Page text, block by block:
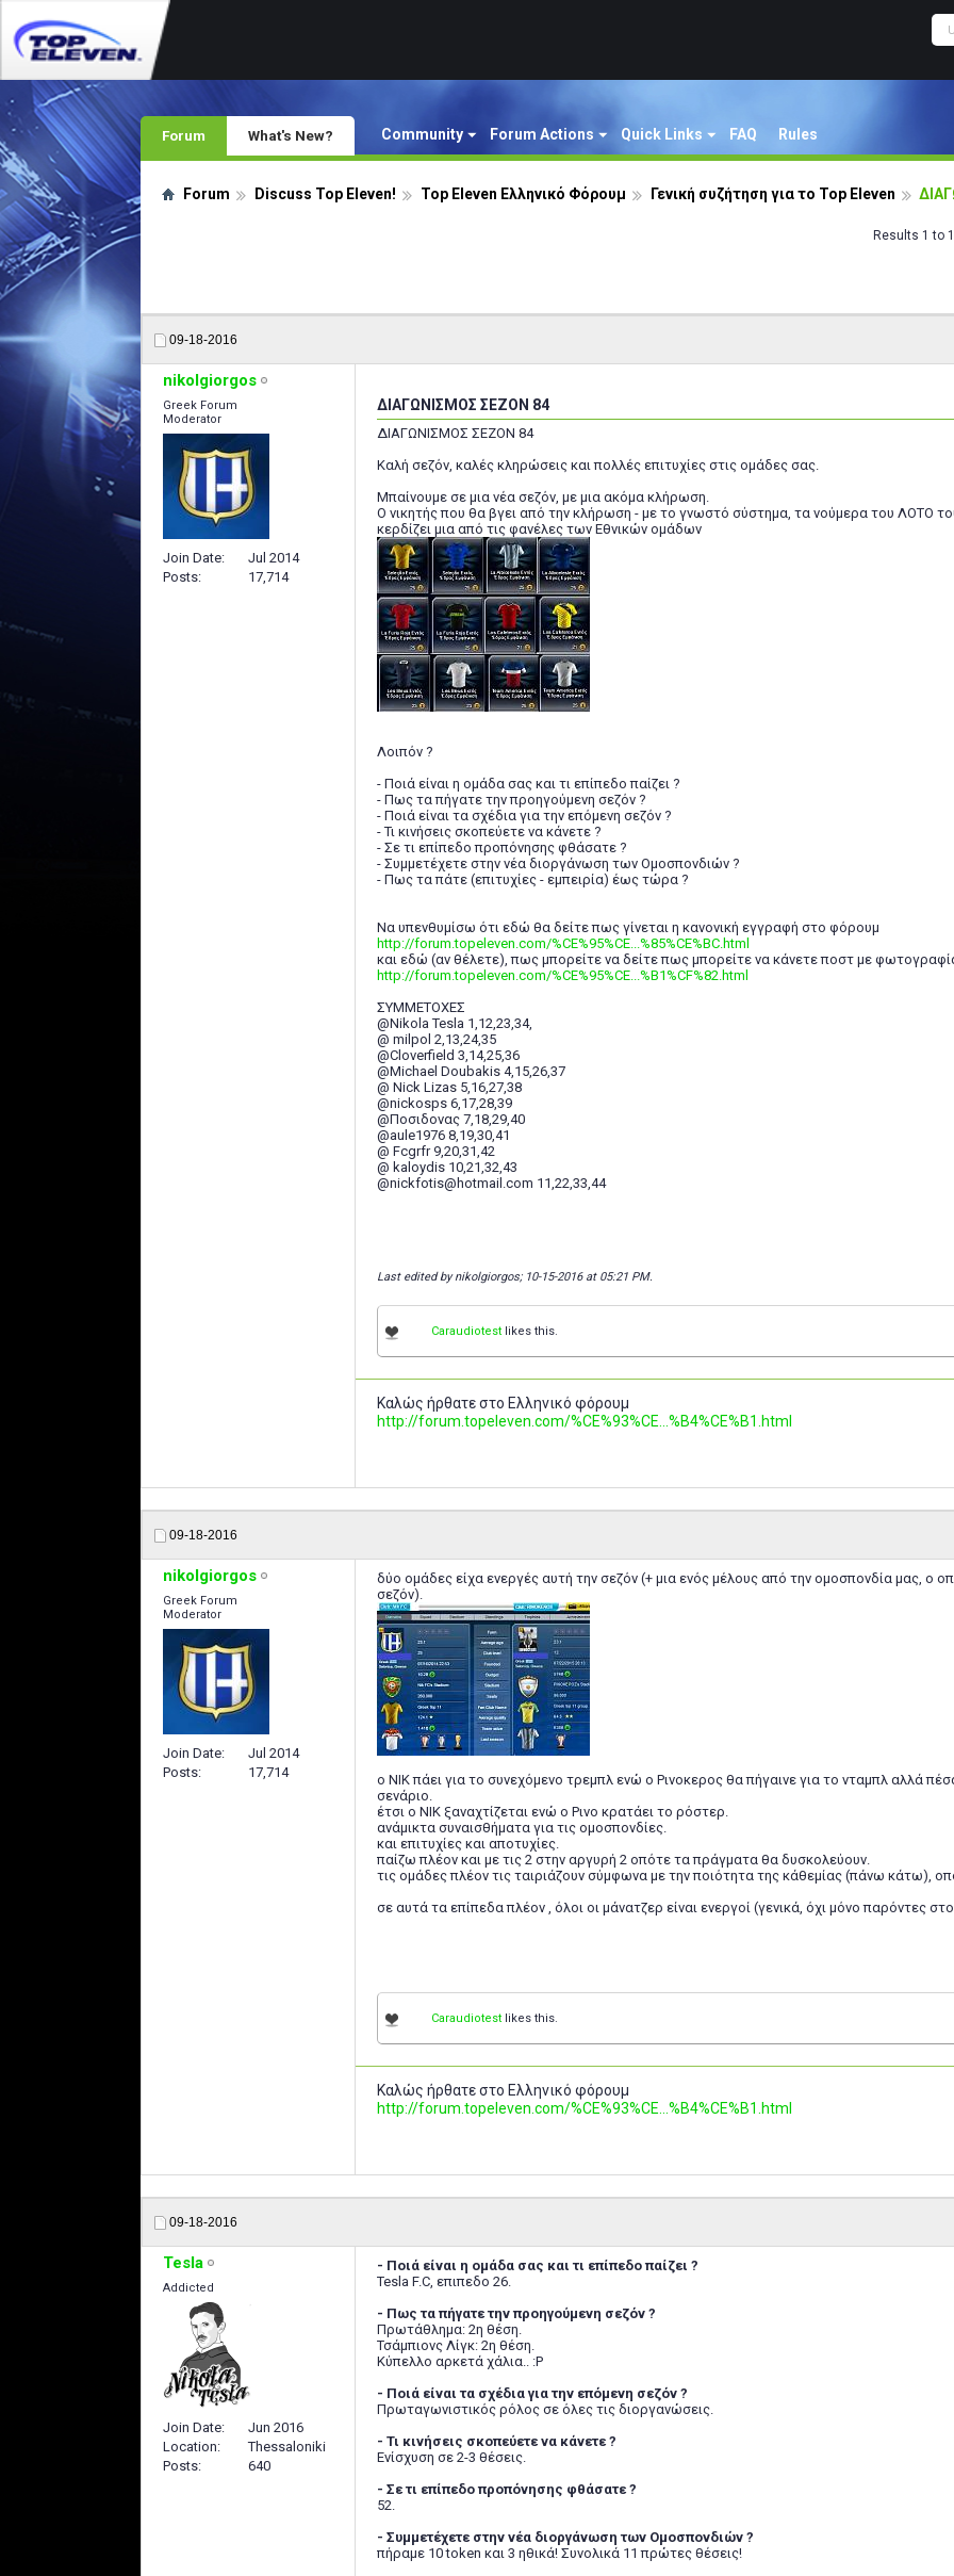
Forum Community Forum Actions Quick Links FAQ Rules
What's New?
Forum Discuss Top Eleven! Top Eleven Ελληνικό Φόρουμ Γενική συζήτηση για το Top Eleven
Results 1 to
09-18-2016
nikolgiorgos
Greek Forum
Moderator
Join Date
Jul 2014
Posts
17,714
ΔΙΑΓΩΝΙΣΜΟΣ ΣΕΖΟΝ 84
ΔΙΑΓΩΝΙΣΜΟΣ ΣΕΖΟΝ 84
Καλή σεζόν, καλές κληρώσεις και πολλές επιτυχίες στις ομάδες σας.
Μπαίνουμε σε μια νέα σεζόν, με μια ακόμα κλήρωση.
O νικητής που θα βγει από την κλήρωση - με το γνωστό σύστημα, τα νούμερα του ΛΟΤΟ
κερδίζει μια από τις φανέλες των Εθνικών ομάδων
Λοιπόν ?
- Ποιά είναι η ομάδα σας και τι επίπεδο παίζει ?
- Πως τα πήγατε την προηγούμενη σεζόν ?
- Ποιά είναι τα σχέδια για την επόμενη σεζόν ?
- Τι κινήσεις σκοπεύετε να κάνετε ?
- Σε τι επίπεδο προπόνησης φθάσατε ?
- Συμμετέχετε στην νέα διοργάνωση των Ομοσπονδιών ?
- Πως τα πάτε (επιτυχίες - εμπειρία) έως τώρα ?
Να υπενθυμίσω ότι εδώ θα δείτε πως γίνεται η κανονική εγγραφή στο φόρουμ
http://forum.topeleven.com/%CE%95%CE...%85%CE%BC.html
και εδώ (αν θέλετε), πως μπορείτε να δείτε πως μπορείτε να κάνετε ποστ με
http://forum.topeleven.com/%CE%95%CE...%B1%CF%82.html
ΣΥΜΜΕΤΟΧΕΣ
@Nikola Tesla 1,12,23,34,
@ milpol 2,13,24,35
@Cloverfield 3,14,25,36
@Michael Doubakis 4,15,26,37
@ Nick Lizas 5,16,27,38
@nickosps 6,17,28,39
@Ποσιδονας 7,18,29,40
@aule1976 8,19,30,41
@ Fcgrfr 9,20,31,42
@ kaloydis 10,21,32,43
@nickfotis@hotmail.com 11,22,33,44
Last edited by nikolgiorgos; 10-15-2016 at 05:21 PM.
Caraudiotest likes this.
Καλώς ήρθατε στο Ελληνικό φόρουμ
http://forum.topeleven.com/%CE%93%CE...%B4%CE%B1.html
09-18-2016
nikolgiorgos
Greek Forum
Moderator
Join Date
Jul 2014
Posts
17,714
δύο ομάδες είχα ενεργές αυτή την σεζόν (+ μια ενός μέλους από την ομοσπονδία μας, ο
σεζόν).
ο ΝΙΚ πάει για το συνεχόμενο τρεμπλ ενώ ο Ρινοκερος θα πήγαινε για το νταμπλ αλλά
σενάριο.
έτσι ο ΝΙΚ ξαναχτίζεται ενώ ο Ρινο κρατάει το ρόστερ.
ανάμικτα συναισθήματα για τις ομοσπονδίες.
και επιτυχίες και αποτυχίες.
παίζω πλέον και με τις 2 στην αργυρή 2 οπότε τα πράγματα θα δυσκολεύουν.
τις ομάδες πλέον τις ταιριάζουν σύμφωνα με την ποιότητα της κάθεμίας (πάνω κάτω),
σε αυτά τα επίπεδα πλέον , όλοι οι μάνατζερ είναι ενεργοί (γενικά, όχι μόνο παρόντες στο
Caraudiotest likes this.
Καλώς ήρθατε στο Ελληνικό φόρουμ
http://forum.topeleven.com/%CE%93%CE...%B4%CE%B1.html
09-18-2016
Tesla
Addicted
Join Date
Jun 2016
Location
Thessaloniki
Posts
640
- Ποιά είναι η ομάδα σας και τι επίπεδο παίζει ?
Tesla F.C, επιπεδο 26.
- Πως τα πήγατε την προηγούμενη σεζόν ?
Πρωτάθλημα: 2η θέση.
Τσάμπιονς Λίγκ: 2η θέση.
Κύπελλο αρκετά χάλια.. :P
- Ποιά είναι τα σχέδια για την επόμενη σεζόν ?
Πρωταγωνιστικός ρόλος σε όλες τις διοργανώσεις.
- Τι κινήσεις σκοπεύετε να κάνετε ?
Ενίσχυση σε 2-3 θέσεις.
- Σε τι επίπεδο προπόνησης φθάσατε ?
52.
- Συμμετέχετε στην νέα διοργάνωση των Ομοσπονδιών ?
πήραμε 10 token και 3 ηθικά! Συνολικά 11 πρώτες θέσεις!